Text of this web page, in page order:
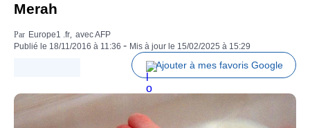
Merah
Par Europe1 .fr, Texte
de
avec AFP
Publié le 18/11/2016 à 11:36 - Mis à jour le 15/02/2025 à 15:29
Ajouter à mes favoris Google